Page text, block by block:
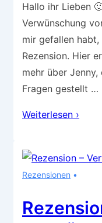
Hallo ihr Lieben
Verwünschung
mir gefallen
Rezension. Hier
mehr über
Fragen gestellt …
Autoreninterview
Jenny
Völker
Weiterlesen ›
Rezensionen